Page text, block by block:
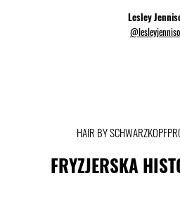
Lesley
HAIR BY
FRYZJERSKA